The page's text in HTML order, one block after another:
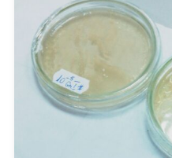
alkuperää ja riskialtista
tutkimusta. Fauci oli